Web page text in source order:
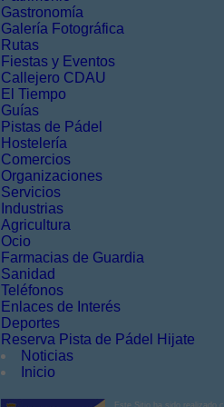
Gastronomía
Galería Fotográfica
Rutas
Fiestas y Eventos
Callejero CDAU
El Tiempo
Guías
Pistas de Pádel
Hostelería
Comercios
Organizaciones
Servicios
Industrias
Agricultura
Ocio
Farmacias de Guardia
Sanidad
Teléfonos
Enlaces de Interés
Deportes
Reserva Pista de Pádel Hijate
Noticias
Inicio
Este Sitio ha sido realizado